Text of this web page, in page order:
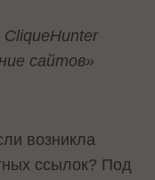
CliqueHunter
сайтов»
возникла
ссылок? Под